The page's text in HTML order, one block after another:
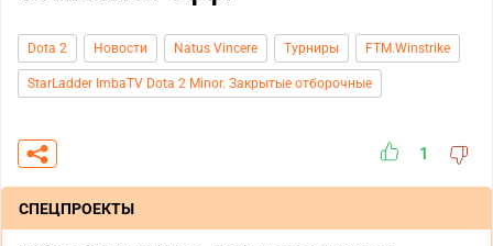
Dota 2 Новости Natus Vincere Турниры FTM.Winstrike
StarLadder ImbaTV Dota 2 Minor. Закрытые отборочные
1
СПЕЦПРОЕКТЫ